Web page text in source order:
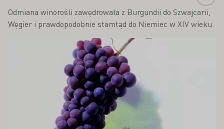
Odmiana winorośli zawędrowała z Burgundii do Szwajcarii,
Węgier i prawdopodobnie stamtąd do Niemiec w XIV wieku.
Proszę dowiedzieć się więcej